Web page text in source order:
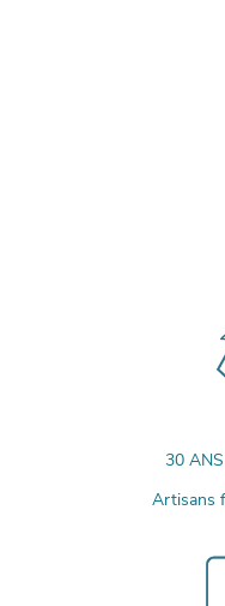
30
Artisans